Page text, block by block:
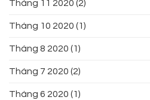
Tháng 11 2020 (2)
Tháng 10 2020 (1)
Tháng 8 2020 (1)
Tháng 7 2020 (2)
Tháng 6 2020 (1)